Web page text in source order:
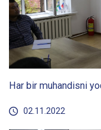
Har bir muhandisni
02.11.2022